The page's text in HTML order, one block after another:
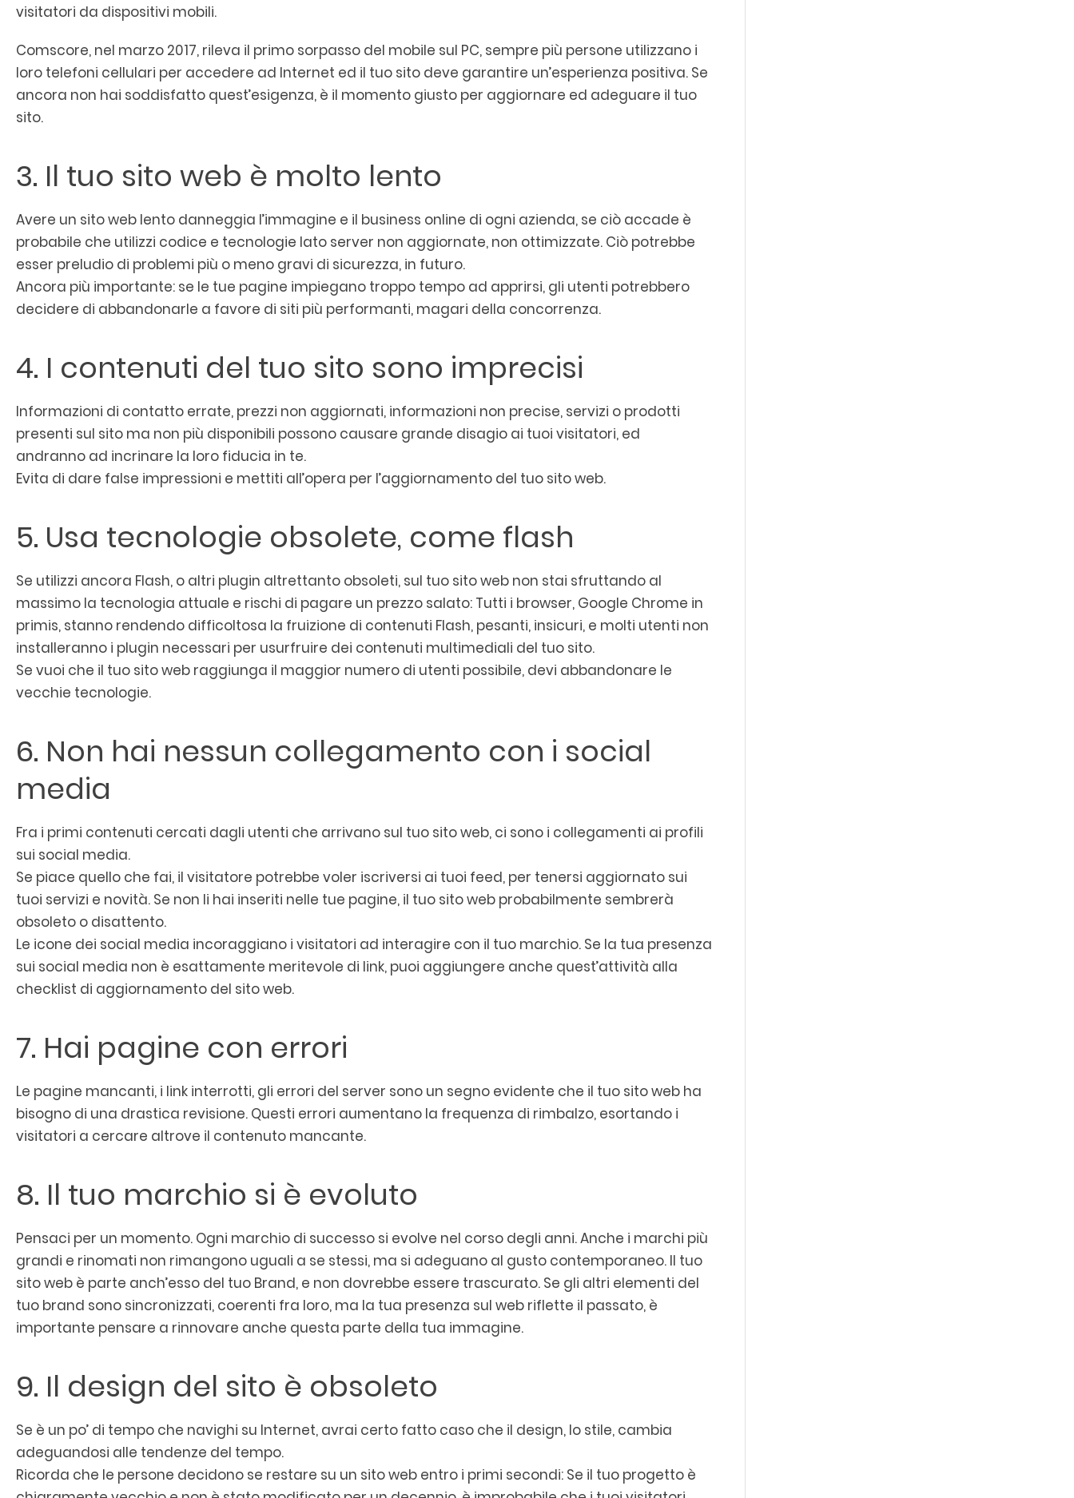
visitatori da dispositivi mobili.
Comscore, nel marzo 2017, rileva il primo sorpasso del mobile sul PC, sempre più persone utilizzano i
loro telefoni cellulari per accedere ad Internet ed il tuo sito deve garantire un’esperienza positiva. Se
ancora non hai soddisfatto quest’esigenza, è il momento giusto per aggiornare ed adeguare il tuo
sito.
3. Il tuo sito web è molto lento
Avere un sito web lento danneggia l’immagine e il business online di ogni azienda, se ciò accade è
probabile che utilizzi codice e tecnologie lato server non aggiornate, non ottimizzate. Ciò potrebbe
esser preludio di problemi più o meno gravi di sicurezza, in futuro.
Ancora più importante: se le tue pagine impiegano troppo tempo ad apprirsi, gli utenti potrebbero
decidere di abbandonarle a favore di siti più performanti, magari della concorrenza.
4. I contenuti del tuo sito sono imprecisi
Informazioni di contatto errate, prezzi non aggiornati, informazioni non precise, servizi o prodotti
presenti sul sito ma non più disponibili possono causare grande disagio ai tuoi visitatori, ed
andranno ad incrinare la loro fiducia in te.
Evita di dare false impressioni e mettiti all’opera per l’aggiornamento del tuo sito web.
5. Usa tecnologie obsolete, come flash
Se utilizzi ancora Flash, o altri plugin altrettanto obsoleti, sul tuo sito web non stai sfruttando al
massimo la tecnologia attuale e rischi di pagare un prezzo salato: Tutti i browser, Google Chrome in
primis, stanno rendendo difficoltosa la fruizione di contenuti Flash, pesanti, insicuri, e molti utenti non
installeranno i plugin necessari per usurfruire dei contenuti multimediali del tuo sito.
Se vuoi che il tuo sito web raggiunga il maggior numero di utenti possibile, devi abbandonare le
vecchie tecnologie.
6. Non hai nessun collegamento con i social
media
Fra i primi contenuti cercati dagli utenti che arrivano sul tuo sito web, ci sono i collegamenti ai profili
sui social media.
Se piace quello che fai, il visitatore potrebbe voler iscriversi ai tuoi feed, per tenersi aggiornato sui
tuoi servizi e novità. Se non li hai inseriti nelle tue pagine, il tuo sito web probabilmente sembrerà
obsoleto o disattento.
Le icone dei social media incoraggiano i visitatori ad interagire con il tuo marchio. Se la tua presenza
sui social media non è esattamente meritevole di link, puoi aggiungere anche quest’attività alla
checklist di aggiornamento del sito web.
7. Hai pagine con errori
Le pagine mancanti, i link interrotti, gli errori del server sono un segno evidente che il tuo sito web ha
bisogno di una drastica revisione. Questi errori aumentano la frequenza di rimbalzo, esortando i
visitatori a cercare altrove il contenuto mancante.
8. Il tuo marchio si è evoluto
Pensaci per un momento. Ogni marchio di successo si evolve nel corso degli anni. Anche i marchi più
grandi e rinomati non rimangono uguali a se stessi, ma si adeguano al gusto contemporaneo. Il tuo
sito web è parte anch’esso del tuo Brand, e non dovrebbe essere trascurato. Se gli altri elementi del
tuo brand sono sincronizzati, coerenti fra loro, ma la tua presenza sul web riflette il passato, è
importante pensare a rinnovare anche questa parte della tua immagine.
9. Il design del sito è obsoleto
Se è un po’ di tempo che navighi su Internet, avrai certo fatto caso che il design, lo stile, cambia
adeguandosi alle tendenze del tempo.
Ricorda che le persone decidono se restare su un sito web entro i primi secondi: Se il tuo progetto è